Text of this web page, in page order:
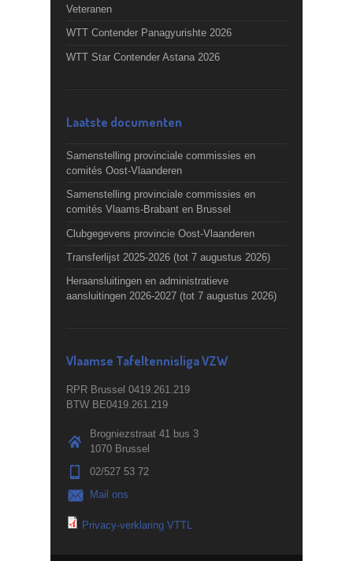
Veteranen
WTT Contender Panagyurishte 2026
WTT Star Contender Astana 2026
Laatste documenten
Samenstelling provinciale commissies en
comités Oost-Vlaanderen
Samenstelling provinciale commissies en
comités Vlaams-Brabant en Brussel
Clubgegevens provincie Oost-Vlaanderen
Transferlijst 2025-2026 (tot 7 augustus 2026)
Heraansluitingen en administratieve
aansluitingen 2026-2027 (tot 7 augustus 2026)
Vlaamse Tafeltennisliga VZW
RPR Brussel 0419.261.219
BTW BE0419.261.219
Brogniezstraat 41 bus 3
1070 Brussel
02/527 53 72
Mail ons
Privacy-verklaring VTTL